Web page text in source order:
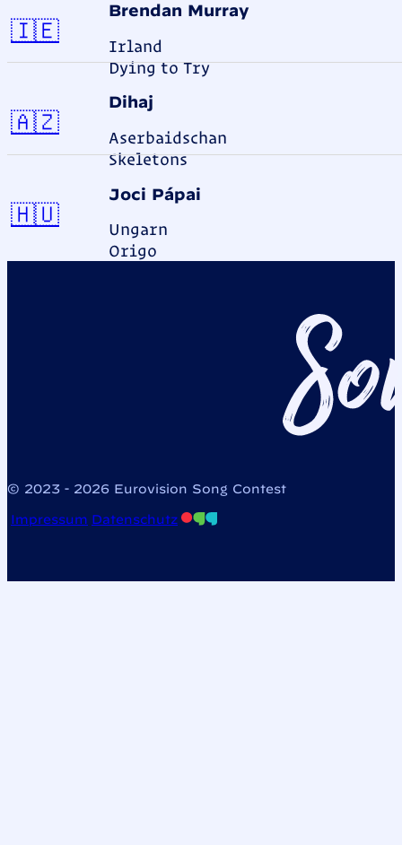
Brendan Murray
Irland
Dying to Try
🇮🇪Irland
Dihaj
Aserbaidschan
Skeletons
🇦🇿Aserbaidschan
Joci Pápai
Ungarn
Origo
🇭🇺Ungarn
© 2023 - 2026 Eurovision Song Contest
Impressum Datenschutz